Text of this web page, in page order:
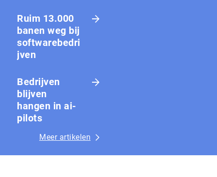
Ruim 13.000
banen weg bij
softwarebedri
jven
Bedrijven
blijven
hangen in ai-
pilots
Meer artikelen